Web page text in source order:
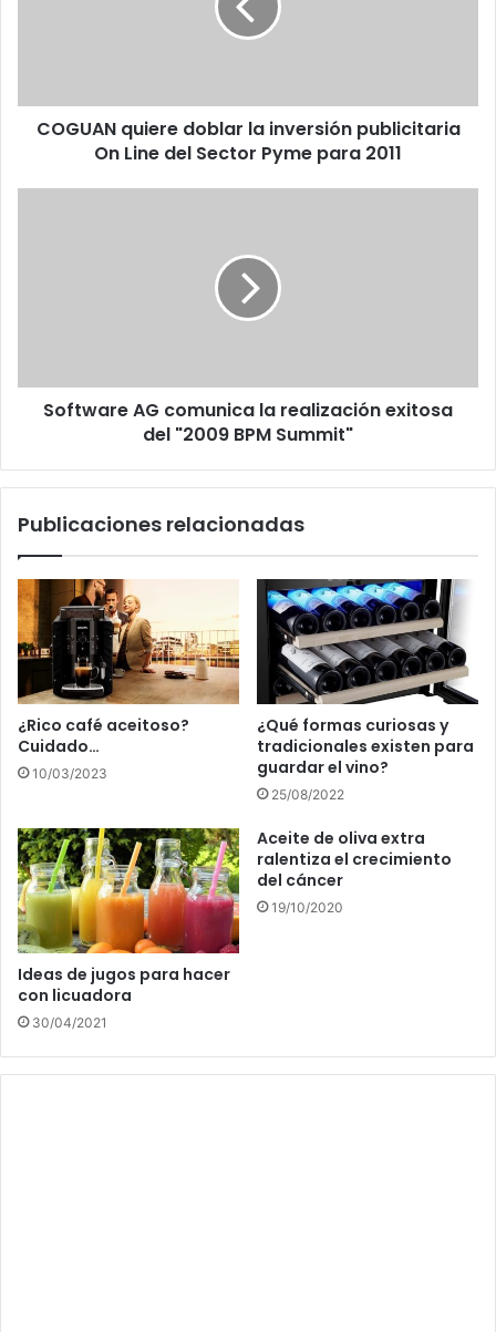
del
Sector
COGUAN quiere doblar la inversión publicitaria
On Line del Sector Pyme para 2011
BPM
Summit"
Software AG comunica la realización exitosa
del "2009 BPM Summit"
Publicaciones relacionadas
¿Rico café aceitoso?
Cuidado…
10/03/2023
¿Qué formas curiosas y
tradicionales existen para
guardar el vino?
25/08/2022
Ideas de jugos para hacer
con licuadora
30/04/2021
Aceite de oliva extra
ralentiza el crecimiento
del cáncer
19/10/2020